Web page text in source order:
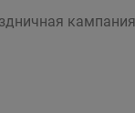
кампания